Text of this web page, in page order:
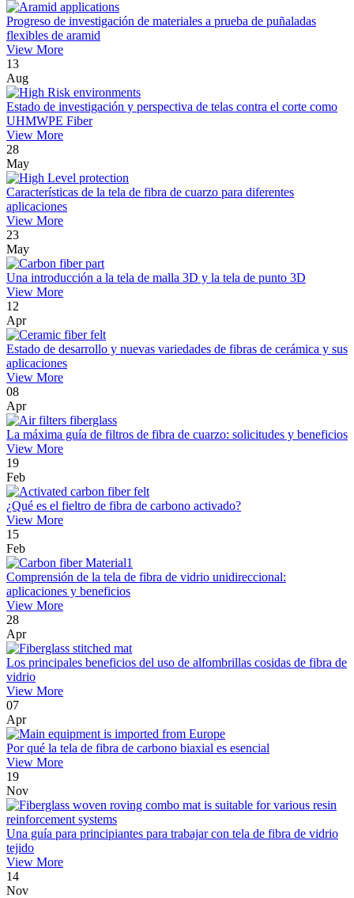
Progreso de investigación de materiales a prueba de puñaladas
flexibles de aramid
View More
13
Aug
Estado de investigación y perspectiva de telas contra el corte como
UHMWPE Fiber
View More
28
May
Características de la tela de fibra de cuarzo para diferentes
aplicaciones
View More
23
May
Una introducción a la tela de malla 3D y la tela de punto 3D
View More
12
Apr
Estado de desarrollo y nuevas variedades de fibras de cerámica y sus
aplicaciones
View More
08
Apr
La máxima guía de filtros de fibra de cuarzo: solicitudes y beneficios
View More
19
Feb
¿Qué es el fieltro de fibra de carbono activado?
View More
15
Feb
Comprensión de la tela de fibra de vidrio unidireccional:
aplicaciones y beneficios
View More
28
Apr
Los principales beneficios del uso de alfombrillas cosidas de fibra de
vidrio
View More
07
Apr
Por qué la tela de fibra de carbono biaxial es esencial
View More
19
Nov
Una guía para principiantes para trabajar con tela de fibra de vidrio
tejido
View More
14
Nov